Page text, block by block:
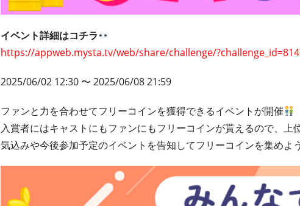
イベント詳細はコチラ
https://appweb.mysta.tv/web/share/challenge/
2025/06/02 12:30 〜 2025/06/08 21:59
ファンと力を合わせてフリーコインを獲得できるイベントが開催
入賞者にはキャストにもファンにもフリーコインが貰えるので、
気込みや今後参加予定のイベントを告知してフリーコインを集めよう